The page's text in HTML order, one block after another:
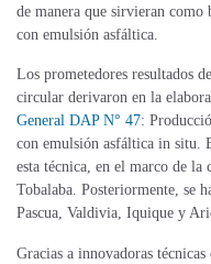
de manera que sirvieran como
con emulsión asfáltica.
Los prometedores resultados
circular derivaron en la
General DAP N° 47:
con emulsión asfáltica in situ.
esta técnica, en el marco de
Tobalaba. Posteriormente, se
Pascua, Valdivia, Iquique y
Gracias a innovadoras